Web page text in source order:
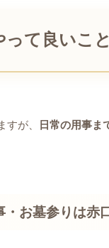
って良いこ
すが、 日常の用事ま
・お墓参りは赤